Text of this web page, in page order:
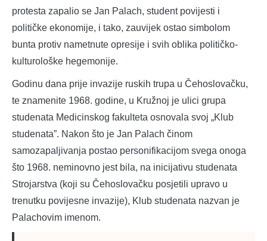
protesta zapalio se Jan Palach, student povijesti i
političke ekonomije, i tako, zauvijek ostao simbolom
bunta protiv nametnute opresije i svih oblika političko-
kulturološke hegemonije.
Godinu dana prije invazije ruskih trupa u Čehoslovačku,
te znamenite 1968. godine, u Kružnoj je ulici grupa
studenata Medicinskog fakulteta osnovala svoj „Klub
studenata”. Nakon što je Jan Palach činom
samozapaljivanja postao personifikacijom svega onoga
što 1968. neminovno jest bila, na inicijativu studenata
Strojarstva (koji su Čehoslovačku posjetili upravo u
trenutku povijesne invazije), Klub studenata nazvan je
Palachovim imenom.